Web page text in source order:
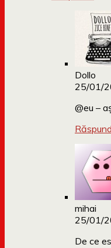
Dollo
25/01/
@eu –
mihai
25/01/
De ce